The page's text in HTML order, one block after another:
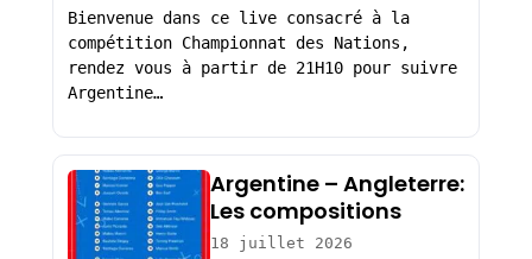
Bienvenue dans ce live consacré à la
compétition Championnat des Nations,
rendez vous à partir de 21H10 pour suivre
Argentine…
Argentine – Angleterre:
Les compositions
18 juillet 2026